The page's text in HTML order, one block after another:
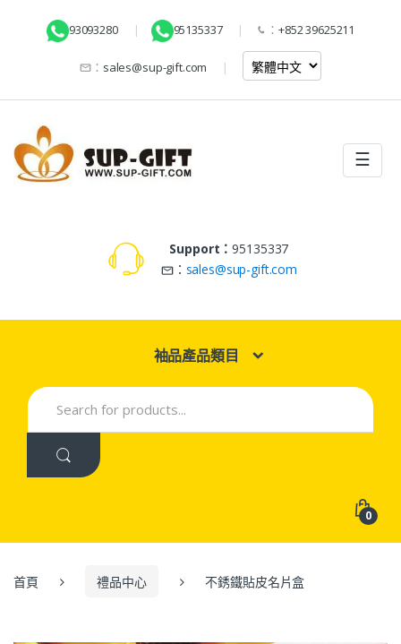
93093280 95135337 ： +852 39625211
： sales@sup-gift.com
☰
Support：95135337
： sales@sup-gift.com
袖品產品類目
Search
for:
0
首頁 禮品中心 不銹鐵貼皮名片盒